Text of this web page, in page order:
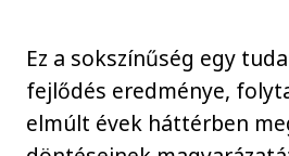
Ez a sokszínűség egy
fejlődés eredménye,
elmúlt évek háttérben